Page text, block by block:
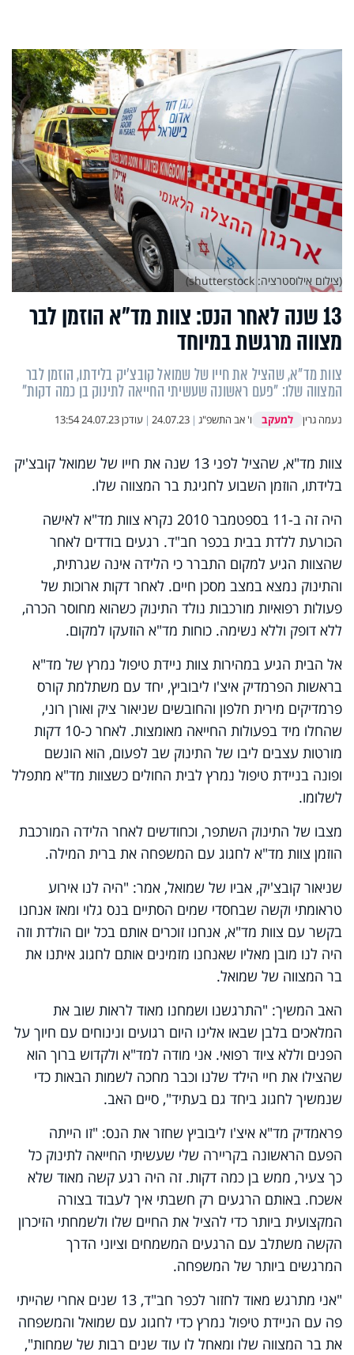
13 שנה לאחר הנס: צוות מד"א הוזמן לבר
מצווה מרגשת במיוחד
צוות מד"א, שהציל את חייו של שמואל קובצ'יק בלידתו, הוזמן לבר
המצווה שלו: "פעם ראשונה שעשיתי החייאה לתינוק בן כמה דקות"
נעמה גרין למעקב ו' אב התשפ"ג |
24.07.23
| עודכן24.07.23 13:54
(צילום אילוסטרציה: shutterstock)
צוות מד"א, שהציל לפני 13 שנה את חייו של שמואל קובצ'יק
בלידתו, הוזמן השבוע לחגיגת בר המצווה שלו.
היה זה ב-11 בספטמבר 2010 נקרא צוות מד"א לאישה
הכורעת ללדת בבית בכפר חב"ד. רגעים בודדים לאחר
שהצוות הגיע למקום התברר כי הלידה אינה שגרתית,
והתינוק נמצא במצב מסכן חיים. לאחר דקות ארוכות של
פעולות רפואיות מורכבות נולד התינוק כשהוא מחוסר הכרה,
ללא דופק וללא נשימה. כוחות מד"א הוזעקו למקום.
אל הבית הגיע במהירות צוות ניידת טיפול נמרץ של מד"א
בראשות הפרמדיק איצ'ו ליבוביץ, יחד עם משתלמת קורס
פרמדיקים מירית חלפון והחובשים שניאור ציק ואורן רוני,
שהחלו מיד בפעולות החייאה מאומצות. לאחר כ-10 דקות
מורטות עצבים ליבו של התינוק שב לפעום, הוא הונשם
ופונה בניידת טיפול נמרץ לבית החולים כשצוות מד"א מתפלל
לשלומו.
מצבו של התינוק השתפר, וכחודשים לאחר הלידה המורכבת
הוזמן צוות מד"א לחגוג עם המשפחה את ברית המילה.
שניאור קובצ'יק, אביו של שמואל, אמר: "היה לנו אירוע
טראומתי וקשה שבחסדי שמים הסתיים בנס גלוי ומאז אנחנו
בקשר עם צוות מד"א, אנחנו זוכרים אותם בכל יום הולדת וזה
היה לנו מובן מאליו שאנחנו מזמינים אותם לחגוג איתנו את
בר המצווה של שמואל.
האב המשיך: "התרגשנו ושמחנו מאוד לראות שוב את
המלאכים בלבן שבאו אלינו היום רגועים ונינוחים עם חיוך על
הפנים וללא ציוד רפואי. אני מודה למד"א ולקדוש ברוך הוא
שהצילו את חיי הילד שלנו וכבר מחכה לשמות הבאות כדי
שנמשיך לחגוג ביחד גם בעתיד", סיים האב.
פראמדיק מד"א איצ'ו ליבוביץ שחזר את הנס: "זו הייתה
הפעם הראשונה בקריירה שלי שעשיתי החייאה לתינוק כל
כך צעיר, ממש בן כמה דקות. זה היה רגע קשה מאוד שלא
אשכח. באותם הרגעים רק חשבתי איך לעבוד בצורה
המקצועית ביותר כדי להציל את החיים שלו ולשמחתי הזיכרון
הקשה משתלב עם הרגעים המשמחים וציוני הדרך
המרגשים ביותר של המשפחה.
"אני מתרגש מאוד לחזור לכפר חב"ד, 13 שנים אחרי שהייתי
פה עם הניידת טיפול נמרץ כדי לחגוג עם שמואל והמשפחה
את בר המצווה שלו ומאחל לו עוד שנים רבות של שמחות",